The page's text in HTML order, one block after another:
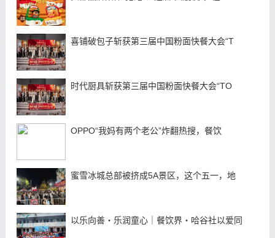
喜铺破包子斩获第三届中国粉面快餐大会“T
时代厨具斩获第三届中国粉面快餐大会“TO
OPPO“我妈有两个老公”炸翻热搜，餐饮
蜜雪冰城总部被挤成5A景区，这个五一，地
以乐向善・乐润童心｜餐饮界・哈谷社以爱同